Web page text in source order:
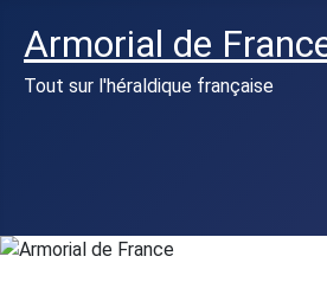
Armorial de
Tout sur l'héraldique française